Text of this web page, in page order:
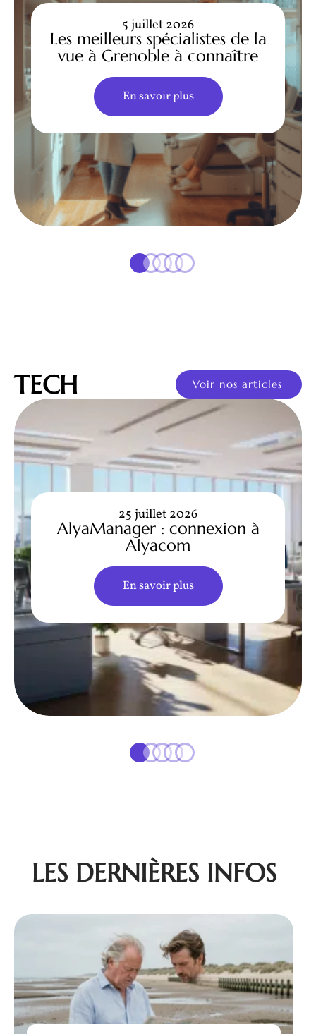
Les meilleurs spécialistes de la
vue à Grenoble à connaître
5 juillet 2026
En savoir plus
TECH Voir nos articles
AlyaManager : connexion à
Alyacom
25 juillet 2026
En savoir plus
LES DERNIÈRES INFOS